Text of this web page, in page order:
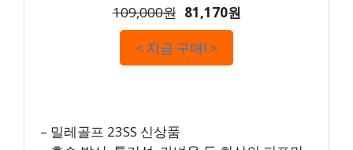
109,000원 81,170원
< 지금 구매! >
– 밀레골프 23SS 신상품